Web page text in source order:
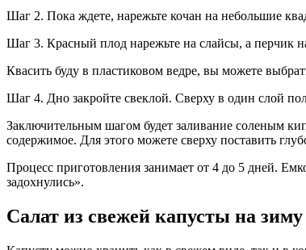
Шаг 2. Пока ждете, нарежьте кочан на небольшие
Шаг 3. Красный плод нарежьте на слайсы, а перчик
Квасить буду в пластиковом ведре, вы можете
Шаг 4. Дно закройте свеклой. Сверху в один слой
Заключительным шагом будет заливание соленым
содержимое. Для этого можете сверху поставить
Процесс приготовления занимает от 4 до 5 дней.
задохнулись».
Салат из свежей капусты на зиму